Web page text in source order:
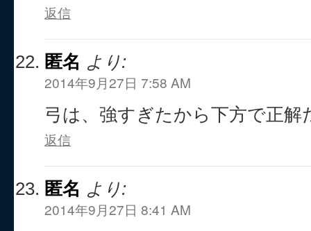
返信
匿名 より:
2014年9月27日 7:58 AM
弓は、強すぎたから下方で正解
返信
匿名 より:
2014年9月27日 8:41 AM